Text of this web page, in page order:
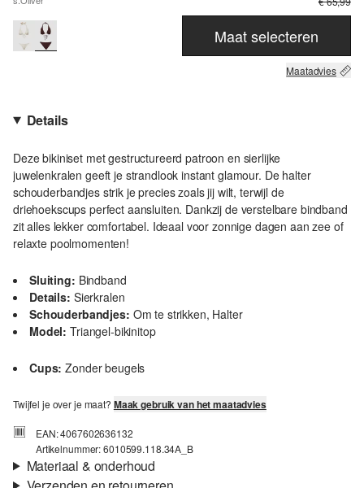
Maat selecteren
Maatadvies
Details
Deze bikiniset met gestructureerd patroon en sierlijke
juwelenkralen geeft je strandlook instant glamour. De halter
schouderbandjes strik je precies zoals jij wilt, terwijl de
driehoekscups perfect aansluiten. Dankzij de verstelbare bindband
zit alles lekker comfortabel. Ideaal voor zonnige dagen aan zee of
relaxte poolmomenten!
Sluiting: Bindband
Details: Sierkralen
Schouderbandjes: Om te strikken, Halter
Model: Triangel-bikinitop
Cups: Zonder beugels
Twijfel je over je maat? Maak gebruik van het maatadvies
EAN: 4067602636132
Artikelnummer: 6010599.118.34A_B
Materiaal & onderhoud